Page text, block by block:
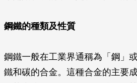
鋼鐵的種類及性質
鋼鐵一般在工業界通稱為「鋼」
鐵和碳的合金。這種合金的主要